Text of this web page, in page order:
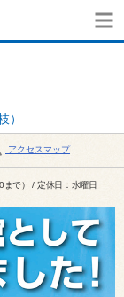
）
アクセスマップ
で） / 定休日：水曜日